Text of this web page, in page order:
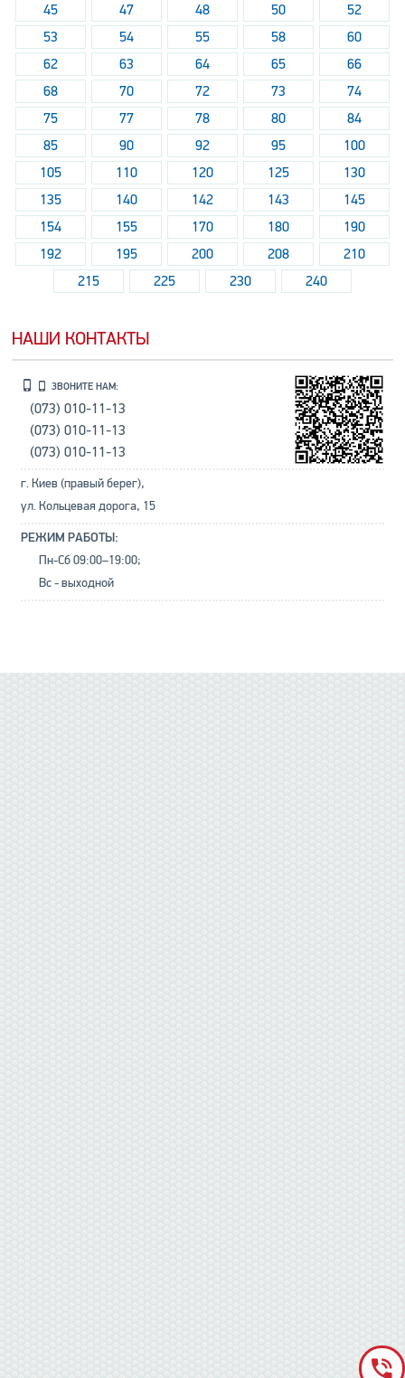
45
47 48 50
52
53
54 55 58
60
62
63 64 65
66
68
70 72 73
74
75
77 78 80
84
85
90 92 95
100
105
110 120 125
130
135
140 142 143
145
154
155 170 180
190
192
195 200 208
210
215
225 230 240
НАШИ КОНТАКТЫ
ЗВОНИТЕ НАМ:
(073) 010-11-13
(073) 010-11-13
(073) 010-11-13
г. Киев (правый берег),
ул. Кольцевая дорога, 15
РЕЖИМ РАБОТЫ:
Пн-Сб 09:00–19:00;
Вс - выходной